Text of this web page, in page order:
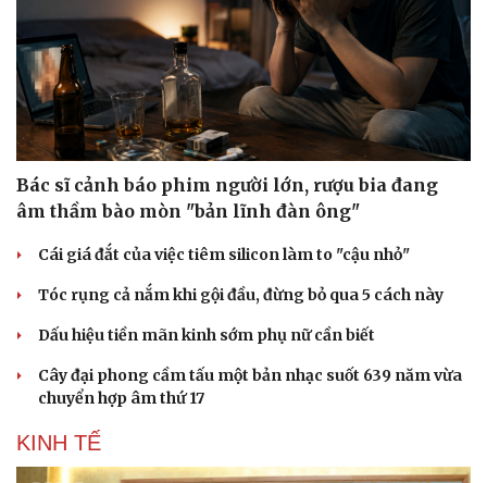
Bác sĩ cảnh báo phim người lớn, rượu bia đang
âm thầm bào mòn "bản lĩnh đàn ông"
Cái giá đắt của việc tiêm silicon làm to "cậu nhỏ"
Tóc rụng cả nắm khi gội đầu, đừng bỏ qua 5 cách này
Dấu hiệu tiền mãn kinh sớm phụ nữ cần biết
Cây đại phong cầm tấu một bản nhạc suốt 639 năm vừa
chuyển hợp âm thứ 17
KINH TẾ